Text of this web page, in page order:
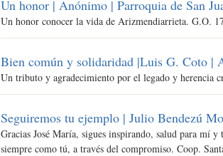
Un honor | Anónimo | Parroquia de San
Un honor conocer la vida de Arizmendiarrieta. G.O.
Bien común y solidaridad |Luis G. Coto |
Un tributo y agradecimiento por el legado y herencia
Seguiremos tu ejemplo | Julio Bendezú
Gracias José María, sigues inspirando, salud para mí
siempre como tú, a través del compromiso. Coop.